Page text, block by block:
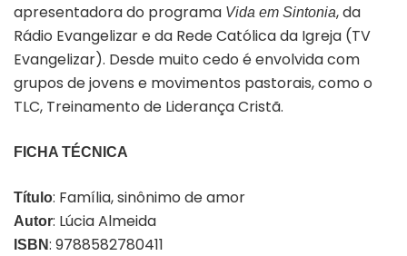
apresentadora do programa Vida em Sintonia, da
Rádio Evangelizar e da Rede Católica da Igreja (TV
Evangelizar). Desde muito cedo é envolvida com
grupos de jovens e movimentos pastorais, como o
TLC, Treinamento de Liderança Cristã.
FICHA TÉCNICA
Título: Família, sinônimo de amor
Autor: Lúcia Almeida
ISBN: 9788582780411